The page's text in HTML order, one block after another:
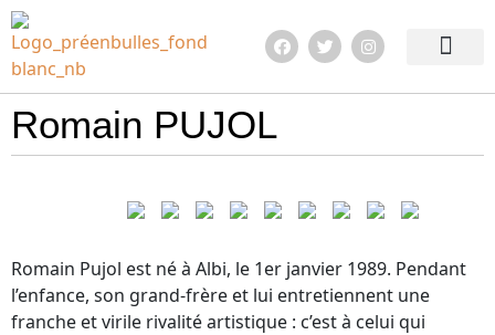
Romain PUJOL
Romain Pujol est né à Albi, le 1er janvier 1989. Pendant
l’enfance, son grand-frère et lui entretiennent une
franche et virile rivalité artistique : c’est à celui qui